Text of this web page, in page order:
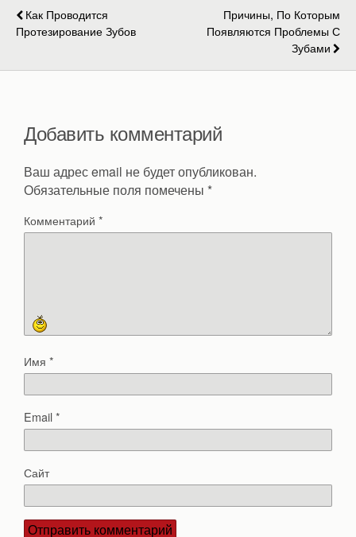
Как Проводится
Протезирование Зубов
Причины, По Которым
Появляются Проблемы С
Зубами
Добавить комментарий
Ваш адрес email не будет опубликован.
Обязательные поля помечены *
Комментарий *
Имя *
Email*
Сайт